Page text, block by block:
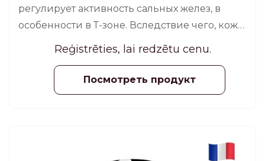
регулирует активность сальных желез, в
особенности в Т-зоне. Вследствие чего, кожа
становится более чистой и сияющей.
Reģistrēties, lai redzētu cenu.
Посмотреть продукт